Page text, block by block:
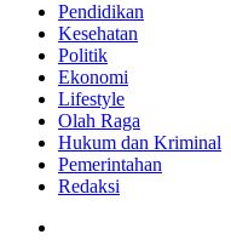
Pendidikan
Kesehatan
Politik
Ekonomi
Lifestyle
Olah Raga
Hukum dan Kriminal
Pemerintahan
Redaksi